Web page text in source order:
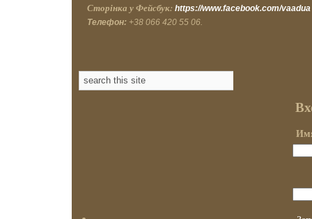
Сторінка у Фейсбук: https://www.facebook.com/vaadua
Телефон: +38 066 420 55 06.